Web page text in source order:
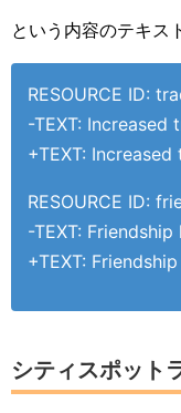
という内容のテキス
RESOURCE ID:
-TEXT: Increased
+TEXT:
RESOURCE ID:
-TEXT:
+TEXT:
シティスポット